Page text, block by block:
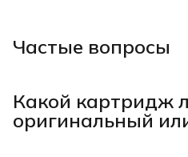
Частые вопросы
Какой картридж
оригинальный